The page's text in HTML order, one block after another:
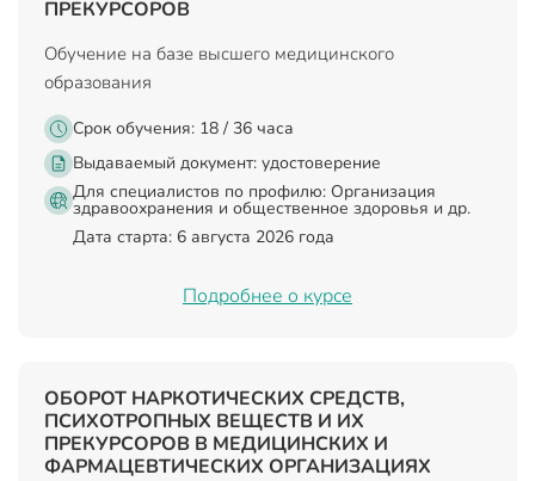
ПРЕКУРСОРОВ
Обучение на базе высшего медицинского
образования
Срок обучения: 18 / 36 часа
Выдаваемый документ: удостоверение
Для специалистов по профилю: Организация
здравоохранения и общественное здоровья и др.
Дата старта: 6 августа 2026 года
Подробнее о курсе
ОБОРОТ НАРКОТИЧЕСКИХ СРЕДСТВ,
ПСИХОТРОПНЫХ ВЕЩЕСТВ И ИХ
ПРЕКУРСОРОВ В МЕДИЦИНСКИХ И
ФАРМАЦЕВТИЧЕСКИХ ОРГАНИЗАЦИЯХ